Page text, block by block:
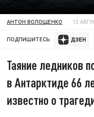
АНТОН ВОЛОЩЕНКО 13
ПОДПИШИТЕСЬ:
Таяние ледников
в Антарктиде 66
известно о